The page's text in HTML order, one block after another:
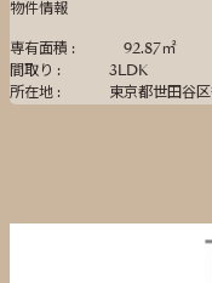
物件情報
専有面積 :
92.87㎡
間取り :
3LDK
所在地 :
東京都世田谷